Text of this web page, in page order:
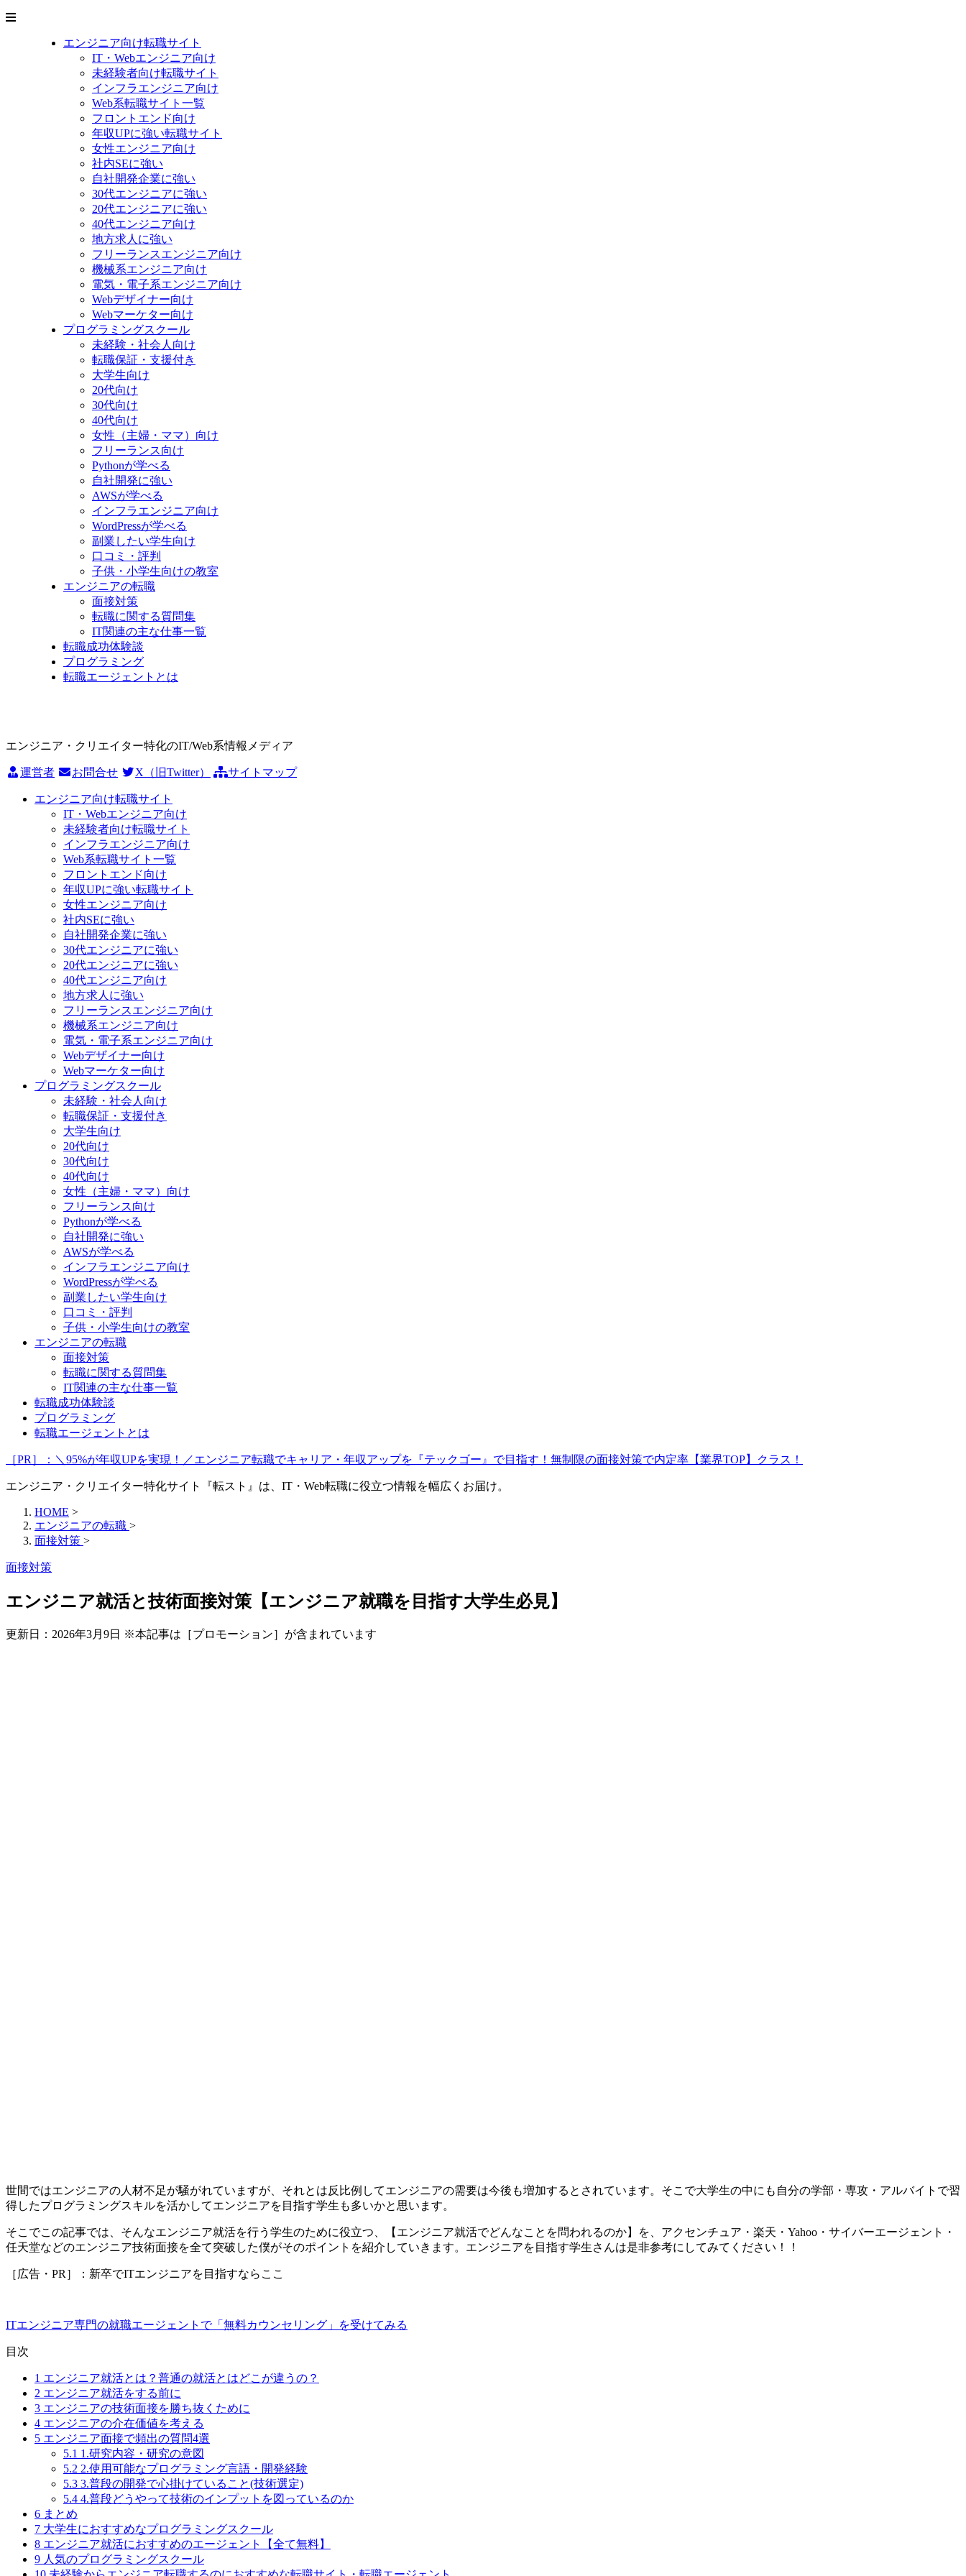
エンジニア向け転職サイト
IT・Webエンジニア向け
未経験者向け転職サイト
インフラエンジニア向け
Web系転職サイト一覧
フロントエンド向け
年収UPに強い転職サイト
女性エンジニア向け
社内SEに強い
自社開発企業に強い
30代エンジニアに強い
20代エンジニアに強い
40代エンジニア向け
地方求人に強い
フリーランスエンジニア向け
機械系エンジニア向け
電気・電子系エンジニア向け
Webデザイナー向け
Webマーケター向け
プログラミングスクール
未経験・社会人向け
転職保証・支援付き
大学生向け
20代向け
30代向け
40代向け
女性（主婦・ママ）向け
フリーランス向け
Pythonが学べる
自社開発に強い
AWSが学べる
インフラエンジニア向け
WordPressが学べる
副業したい学生向け
口コミ・評判
子供・小学生向けの教室
エンジニアの転職
面接対策
転職に関する質問集
IT関連の主な仕事一覧
転職成功体験談
プログラミング
転職エージェントとは
エンジニア・クリエイター特化のIT/Web系情報メディア
運営者 お問合せ X（旧Twitter） サイトマップ
エンジニア向け転職サイト
IT・Webエンジニア向け
未経験者向け転職サイト
インフラエンジニア向け
Web系転職サイト一覧
フロントエンド向け
年収UPに強い転職サイト
女性エンジニア向け
社内SEに強い
自社開発企業に強い
30代エンジニアに強い
20代エンジニアに強い
40代エンジニア向け
地方求人に強い
フリーランスエンジニア向け
機械系エンジニア向け
電気・電子系エンジニア向け
Webデザイナー向け
Webマーケター向け
プログラミングスクール
未経験・社会人向け
転職保証・支援付き
大学生向け
20代向け
30代向け
40代向け
女性（主婦・ママ）向け
フリーランス向け
Pythonが学べる
自社開発に強い
AWSが学べる
インフラエンジニア向け
WordPressが学べる
副業したい学生向け
口コミ・評判
子供・小学生向けの教室
エンジニアの転職
面接対策
転職に関する質問集
IT関連の主な仕事一覧
転職成功体験談
プログラミング
転職エージェントとは
［PR］：＼95%が年収UPを実現！／エンジニア転職でキャリア・年収アップを『テックゴー』で目指す！無制限の面接対策で内定率【業界TOP】クラス！
エンジニア・クリエイター特化サイト『転スト』は、IT・Web転職に役立つ情報を幅広くお届け。
HOME >
エンジニアの転職 >
面接対策 >
面接対策
エンジニア就活と技術面接対策【エンジニア就職を目指す大学生必見】
更新日： 2026年3月9日 ※本記事は［プロモーション］が含まれています
世間ではエンジニアの人材不足が騒がれていますが、それとは反比例してエンジニアの需要は今後も増加するとされています。そこで大学生の中にも自分の学部・専攻・アルバイトで習
得したプログラミングスキルを活かしてエンジニアを目指す学生も多いかと思います。
そこでこの記事では、そんなエンジニア就活を行う学生のために役立つ、【エンジニア就活でどんなことを問われるのか】を、アクセンチュア・楽天・Yahoo・サイバーエージェント・
任天堂などのエンジニア技術面接を全て突破した僕がそのポイントを紹介していきます。エンジニアを目指す学生さんは是非参考にしてみてください！！
［広告・PR］：新卒でITエンジニアを目指すならここ
ITエンジニア専門の就職エージェントで「無料カウンセリング」を受けてみる
目次
1 エンジニア就活とは？普通の就活とはどこが違うの？
2 エンジニア就活をする前に
3 エンジニアの技術面接を勝ち抜くために
4 エンジニアの介在価値を考える
5 エンジニア面接で頻出の質問4選
5.1 1.研究内容・研究の意図
5.2 2.使用可能なプログラミング言語・開発経験
5.3 3.普段の開発で心掛けていること(技術選定)
5.4 4.普段どうやって技術のインプットを図っているのか
6 まとめ
7 大学生におすすめなプログラミングスクール
8 エンジニア就活におすすめのエージェント【全て無料】
9 人気のプログラミングスクール